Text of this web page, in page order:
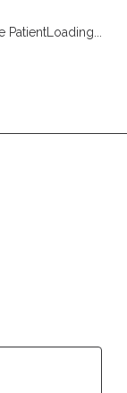
PatientLoading...